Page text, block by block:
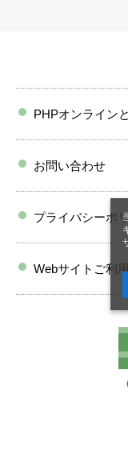
PHPオンライン
お問い合わせ
プライバシーポ
Webサイトご利